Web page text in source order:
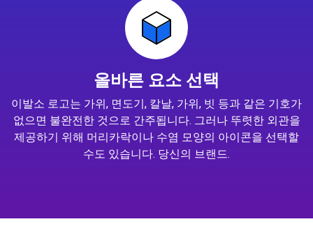
올바른 요소 선택
이발소 로고는 가위, 면도기, 칼날, 가위, 빗 등과 같은 기호가
없으면 불완전한 것으로 간주됩니다. 그러나 뚜렷한 외관을
제공하기 위해 머리카락이나 수염 모양의 아이콘을 선택할
수도 있습니다. 당신의 브랜드.